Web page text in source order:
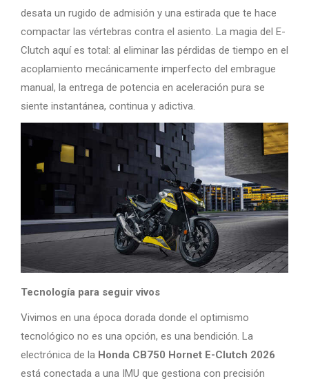
desata un rugido de admisión y una estirada que te hace
compactar las vértebras contra el asiento. La magia del E-
Clutch aquí es total: al eliminar las pérdidas de tiempo en el
acoplamiento mecánicamente imperfecto del embrague
manual, la entrega de potencia en aceleración pura se
siente instantánea, continua y adictiva.
Tecnología para seguir vivos
Vivimos en una época dorada donde el optimismo
tecnológico no es una opción, es una bendición. La
electrónica de la Honda CB750 Hornet E-Clutch 2026
está conectada a una IMU que gestiona con precisión